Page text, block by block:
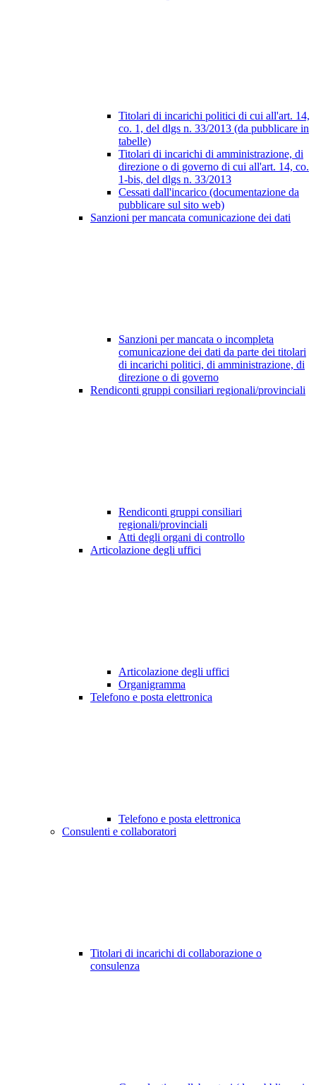
Titolari di incarichi politici di cui all'art. 14,
co. 1, del dlgs n. 33/2013 (da pubblicare in
tabelle)
Titolari di incarichi di amministrazione, di
direzione o di governo di cui all'art. 14, co.
1-bis, del dlgs n. 33/2013
Cessati dall'incarico (documentazione da
pubblicare sul sito web)
Sanzioni per mancata comunicazione dei dati
Sanzioni per mancata o incompleta
comunicazione dei dati da parte dei titolari
di incarichi politici, di amministrazione, di
direzione o di governo
Rendiconti gruppi consiliari regionali/provinciali
Rendiconti gruppi consiliari
regionali/provinciali
Atti degli organi di controllo
Articolazione degli uffici
Articolazione degli uffici
Organigramma
Telefono e posta elettronica
Telefono e posta elettronica
Consulenti e collaboratori
Titolari di incarichi di collaborazione o
consulenza